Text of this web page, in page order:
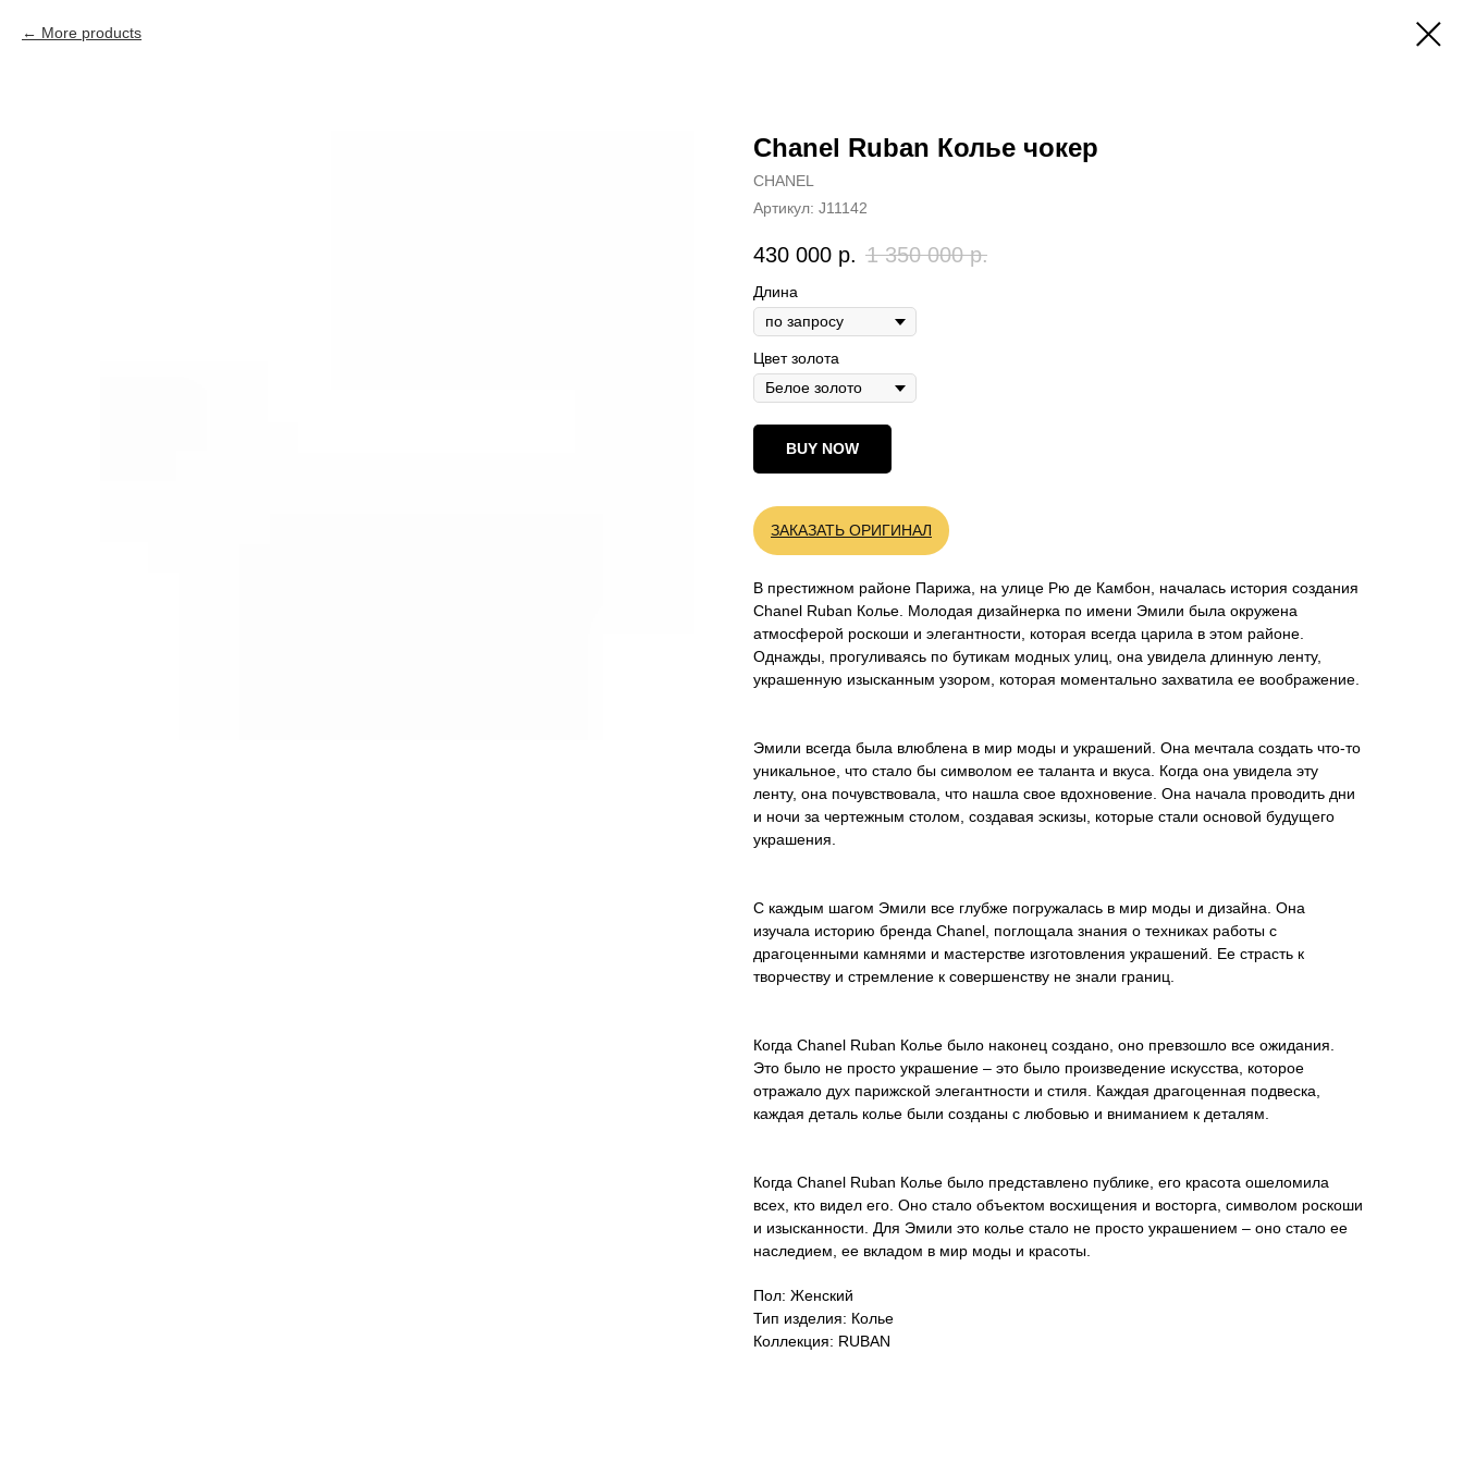
More products
Chanel Ruban Колье чокер
CHANEL
Артикул: J11142
430 000 р. 1 350 000 р.
Длина
Цвет золота
BUY NOW
ЗАКАЗАТЬ ОРИГИНАЛ
В престижном районе Парижа, на улице Рю де Камбон, началась история создания
Chanel Ruban Колье. Молодая дизайнерка по имени Эмили была окружена
атмосферой роскоши и элегантности, которая всегда царила в этом районе.
Однажды, прогуливаясь по бутикам модных улиц, она увидела длинную ленту,
украшенную изысканным узором, которая моментально захватила ее воображение.
Эмили всегда была влюблена в мир моды и украшений. Она мечтала создать что-то
уникальное, что стало бы символом ее таланта и вкуса. Когда она увидела эту
ленту, она почувствовала, что нашла свое вдохновение. Она начала проводить дни
и ночи за чертежным столом, создавая эскизы, которые стали основой будущего
украшения.
С каждым шагом Эмили все глубже погружалась в мир моды и дизайна. Она
изучала историю бренда Chanel, поглощала знания о техниках работы с
драгоценными камнями и мастерстве изготовления украшений. Ее страсть к
творчеству и стремление к совершенству не знали границ.
Когда Chanel Ruban Колье было наконец создано, оно превзошло все ожидания.
Это было не просто украшение – это было произведение искусства, которое
отражало дух парижской элегантности и стиля. Каждая драгоценная подвеска,
каждая деталь колье были созданы с любовью и вниманием к деталям.
Когда Chanel Ruban Колье было представлено публике, его красота ошеломила
всех, кто видел его. Оно стало объектом восхищения и восторга, символом роскоши
и изысканности. Для Эмили это колье стало не просто украшением – оно стало ее
наследием, ее вкладом в мир моды и красоты.
Пол: Женский
Тип изделия: Колье
Коллекция: RUBAN